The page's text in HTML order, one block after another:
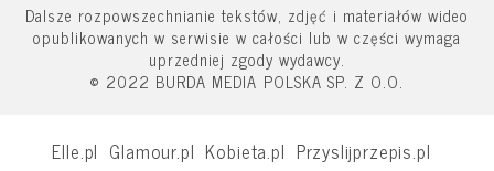
Dalsze rozpowszechnianie tekstów, zdjęć i materiałów wideo
opublikowanych w serwisie w całości lub w części wymaga
uprzedniej zgody wydawcy.
© 2022 BURDA MEDIA POLSKA SP. Z O.O.
Elle.pl Glamour.pl Kobieta.pl Przyslijprzepis.pl